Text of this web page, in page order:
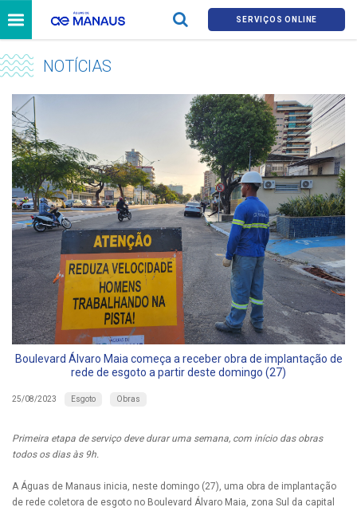
SERVIÇOS ONLINE
NOTÍCIAS
Boulevard Álvaro Maia começa a receber obra de implantação de
rede de esgoto a partir deste domingo (27)
25/08/2023 Esgoto Obras
Primeira etapa de serviço deve durar uma semana, com início das obras
todos os dias às 9h.
A Águas de Manaus inicia, neste domingo (27), uma obra de implantação
de rede coletora de esgoto no Boulevard Álvaro Maia, zona Sul da capital